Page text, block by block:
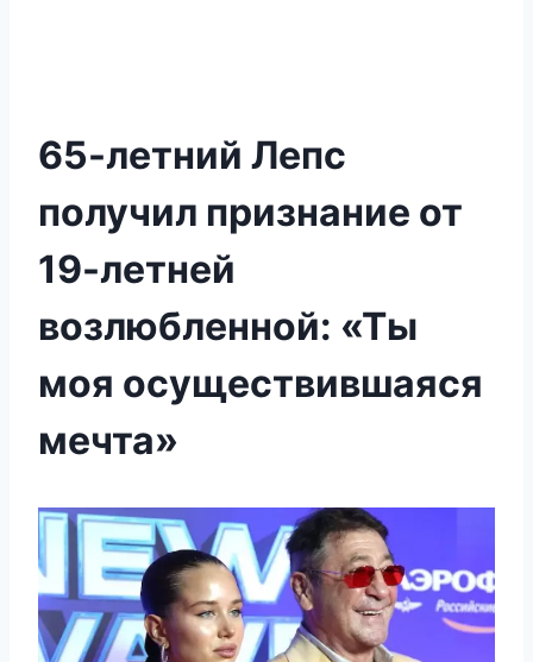
65-летний Лепс
получил признание от
19-летней
возлюбленной: «Ты
моя осуществившаяся
мечта»